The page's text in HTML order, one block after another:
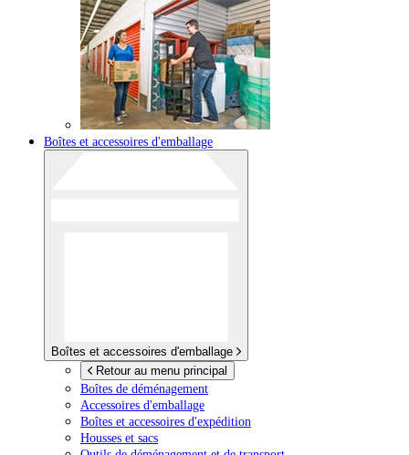
Boîtes et accessoires d'emballage
Boîtes et accessoires d'emballage
Retour au menu principal
Boîtes de déménagement
Accessoires d'emballage
Boîtes et accessoires d'expédition
Housses et sacs